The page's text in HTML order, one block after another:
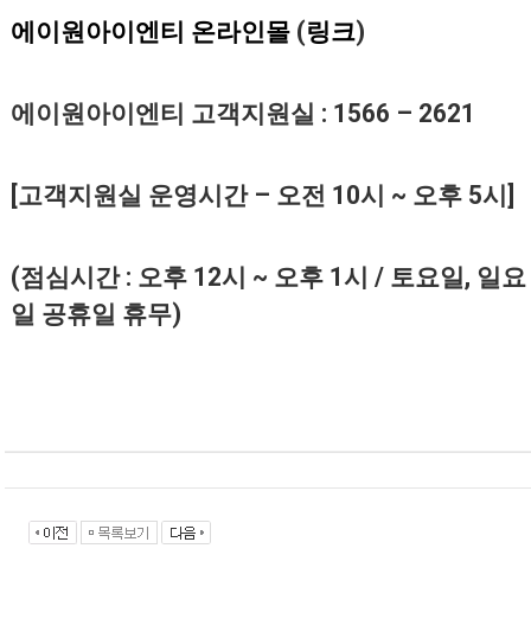
에이원아이엔티 온라인몰(링크)
에이원아이엔티 고객지원실 : 1566 – 2621
[고객지원실 운영시간 – 오전 10시 ~ 오후5시 ]
(점심시간: 오후12시 ~ 오후1 시 / 토요일, 일요
일 공휴일 휴무)